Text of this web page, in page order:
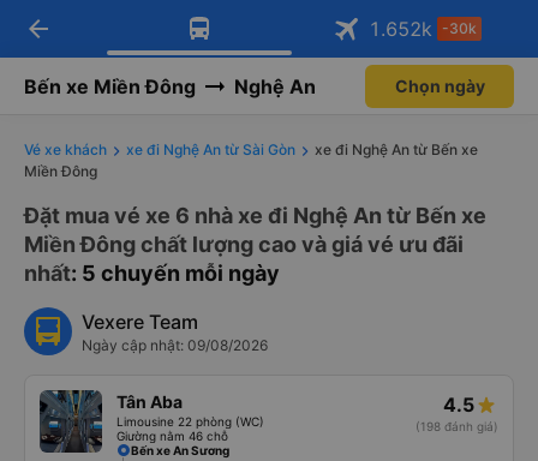
Tải app Vexere ngay!
Nhận ưu đãi thành viên độc
Mở app
Tải app Vexere
-30k/ghế khi đặt vé máy bay qua
Mở app
arrow_back 1.652k -30k
Bến xe Miền Đông Nghệ An Chọn ngày
Vé xe khách xe đi Nghệ An từ Sài Gòn
xe đi Nghệ An từ Bến xe
Miền Đông
Đặt mua vé xe 6 nhà xe đi Nghệ An từ Bến xe
Miền Đông chất lượng cao và giá vé ưu đãi
nhất: 5 chuyến mỗi ngày
Vexere Team
Ngày cập nhật: 09/08/2026
Tân Aba
Limousine 22 phòng (WC)
Giường nằm 46 chỗ
4.5
(198 đánh giá)
Bến xe An Sương